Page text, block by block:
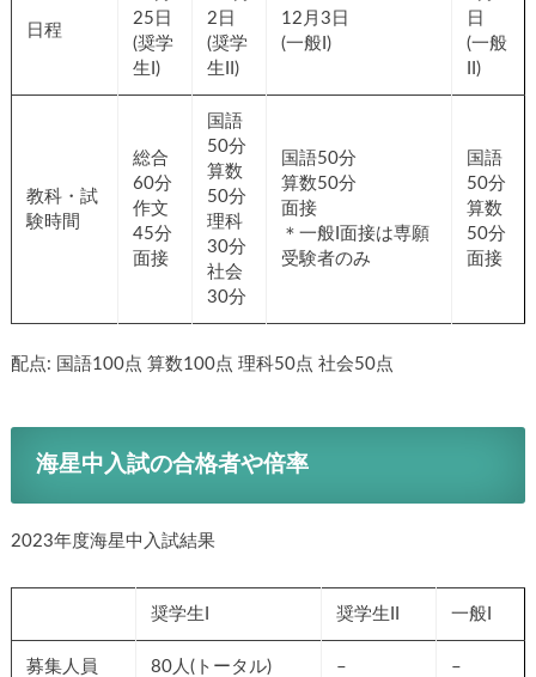
日程
25日
(奨学
生I)
2日
(奨学
生II)
12月3日
(一般I)
日
(一般
II)
教科・試
験時間
総合
60分
作文
45分
面接
国語
50分
算数
50分
理科
30分
社会
30分
国語50分
算数50分
面接
＊一般I面接は専願
受験者のみ
国語
50分
算数
50分
面接
配点: 国語100点 算数100点 理科50点 社会50点
海星中入試の合格者や倍率
2023年度海星中入試結果
奨学生I 奨学生II 一般I
募集人員 80人(トータル) – –